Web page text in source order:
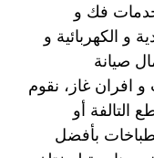
فك و
و الكهربائية و
صيانة
افران غاز، نقوم
التالفة أو
بأفضل